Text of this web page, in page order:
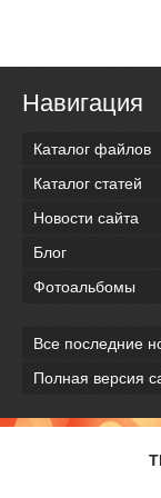
Навигация
Каталог файлов
Каталог статей
Новости сайта
Блог
Фотоальбомы
Все последние
Полная версия